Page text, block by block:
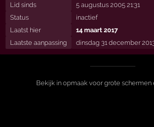
Lid sinds
5 augustus 2005 21:31
Status
inactief
Laatst hier
14 maart 2017
Laatste aanpassing
dinsdag 31 december
Bekijk in opmaak voor grote schermen